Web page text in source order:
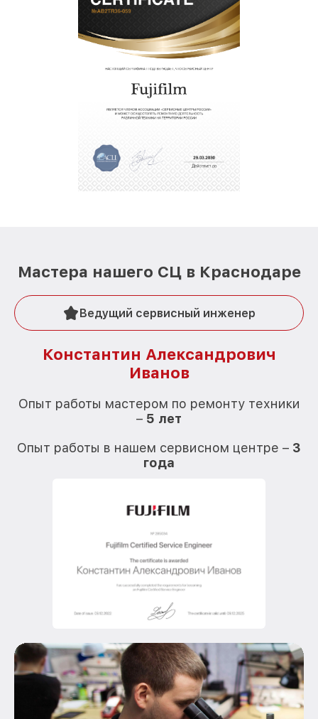
Мастера нашего СЦ в Краснодаре
Ведущий сервисный инженер
Константин Александрович
Иванов
Опыт работы мастером по ремонту техники
– 5 лет
Опыт работы в нашем сервисном центре – 3
года